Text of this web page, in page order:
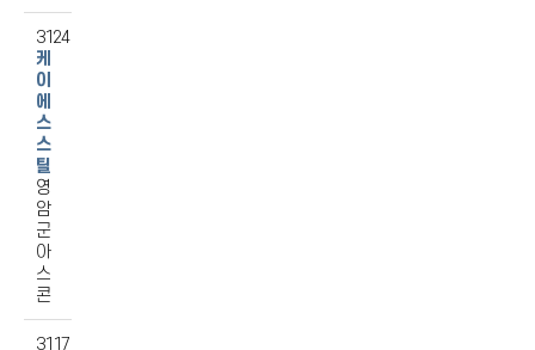
3124
케
이
에
스
스
틸
영
암
군
아
스
콘
3117